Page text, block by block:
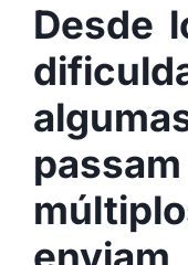
Desde